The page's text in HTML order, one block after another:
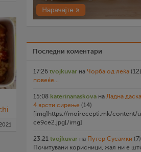
Последни коментари
17:26 tvojkuvar на Чорба од леќа (12)
повеќе...
15:08 katerinanaskova на Ладна
4 врсти сирење (14)
[img]https://moirecepti.mk/content/
ce9ce2.jpg[/img]
23:21 tvojkuvar на Путер Сусамки (7)
Почитувани корисници, жал ни е